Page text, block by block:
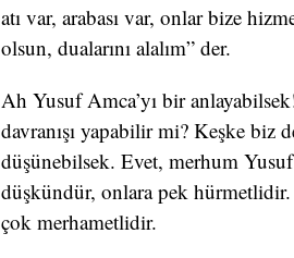
atı var, arabası var, onlar bize
olsun, dualarını alalım” der.
Ah Yusuf Amca’yı bir
davranışı yapabilir mi? Keşke biz
düşünebilsek. Evet, merhum
düşkündür, onlara pek hürmetlidir.
çok merhametlidir.